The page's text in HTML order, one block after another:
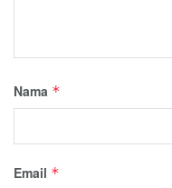
Nama *
Email *